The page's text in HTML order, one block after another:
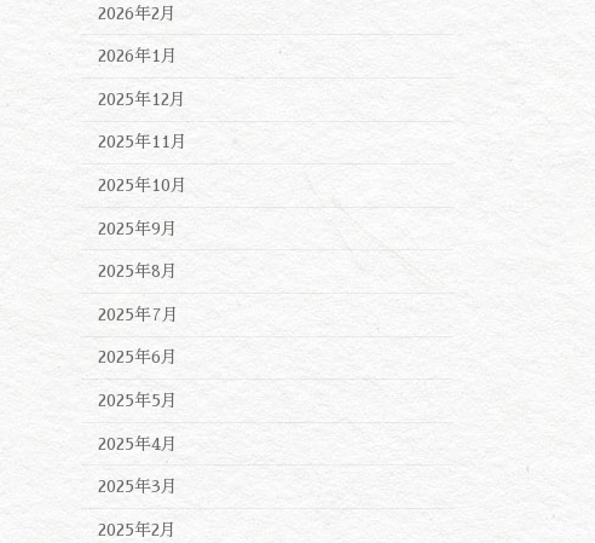
2026年2月
2026年1月
2025年12月
2025年11月
2025年10月
2025年9月
2025年8月
2025年7月
2025年6月
2025年5月
2025年4月
2025年3月
2025年2月